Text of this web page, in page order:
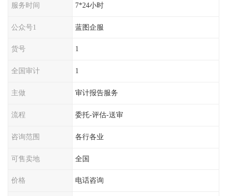
服务时间 7*24小时
公众号1 蓝图企服
货号 1
全国审计 1
主做 审计报告服务
流程 委托-评估-送审
咨询范围 各行各业
可售卖地 全国
价格 电话咨询